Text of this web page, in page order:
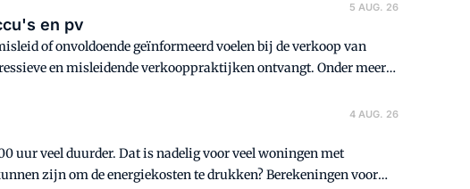
5 AUG. 26
en pv
of onvoldoende geïnformeerd voelen bij de verkoop van
en misleidende verkooppraktijken ontvangt. Onder meer
4 AUG. 26
uur veel duurder. Dat is nadelig voor veel woningen met
zijn om de energiekosten te drukken? Berekeningen voor